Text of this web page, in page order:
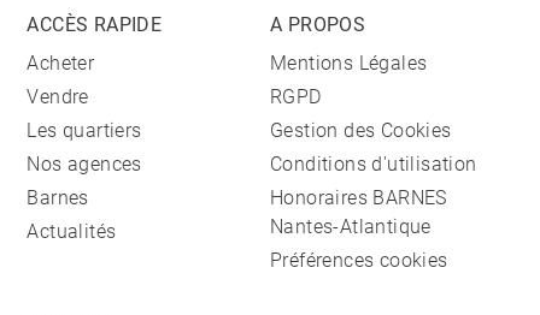
ACCÈS RAPIDE
Acheter
Vendre
Les quartiers
Nos agences
Barnes
Actualités
A PROPOS
Mentions Légales
RGPD
Gestion des Cookies
Conditions d'utilisation
Honoraires BARNES
Nantes-Atlantique
Préférences cookies